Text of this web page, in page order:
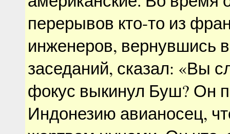
перерывов кто-то из
инженеров, вернувшись
заседаний, сказал: «Вы
фокус выкинул Буш? Он
Индонезию авианосец,